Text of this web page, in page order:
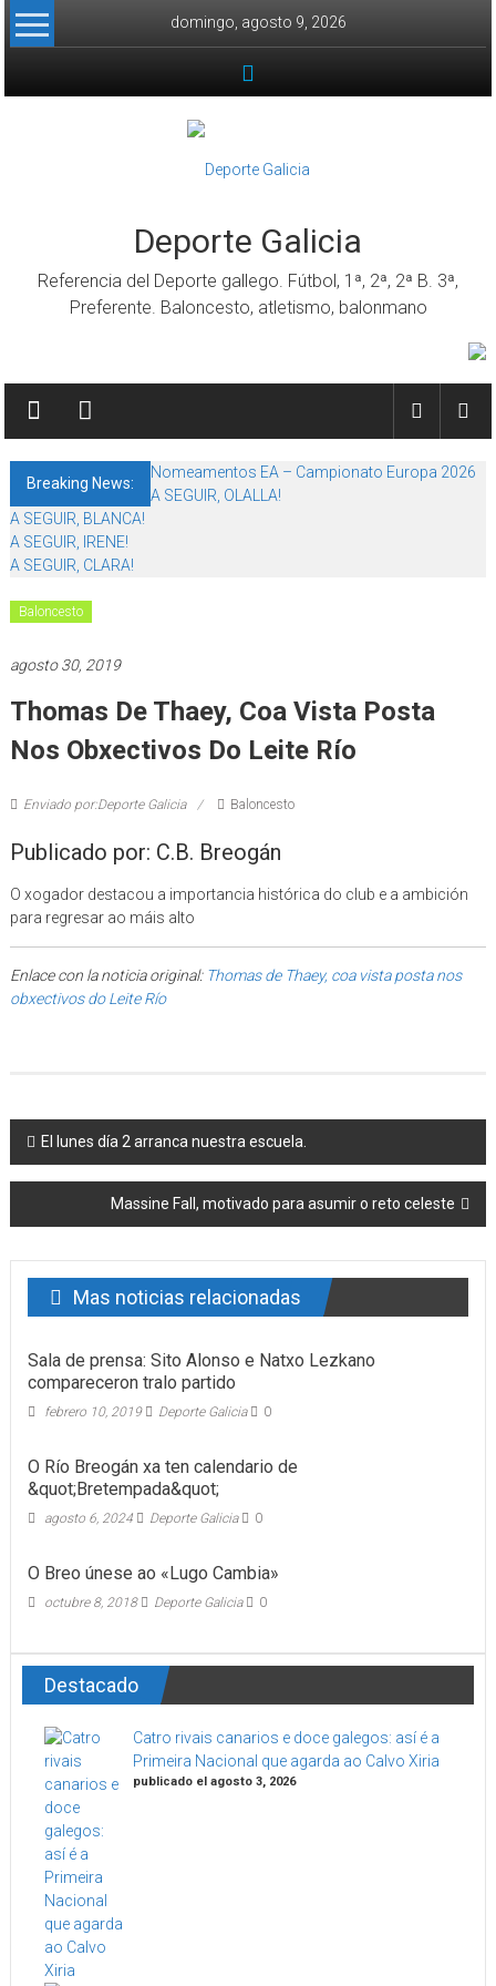
Skip to content
domingo, agosto 9, 2026
Deporte Galicia
Referencia del Deporte gallego. Fútbol, 1ª, 2ª, 2ª B. 3ª,
Preferente. Baloncesto, atletismo, balonmano
Breaking News:
Nomeamentos EA – Campionato Europa 2026
A SEGUIR, OLALLA!
A SEGUIR, BLANCA!
A SEGUIR, IRENE!
A SEGUIR, CLARA!
Baloncesto
agosto 30, 2019
Thomas De Thaey, Coa Vista Posta
Nos Obxectivos Do Leite Río
Enviado por:Deporte Galicia Baloncesto
Publicado por: C.B. Breogán
O xogador destacou a importancia histórica do club e a ambición
para regresar ao máis alto
Enlace con la noticia original: Thomas de Thaey, coa vista posta nos
obxectivos do Leite Río
Post navigation
El lunes día 2 arranca nuestra escuela.
Massine Fall, motivado para asumir o reto celeste
Mas noticias relacionadas
Sala de prensa: Sito Alonso e Natxo Lezkano
compareceron tralo partido
febrero 10, 2019 Deporte Galicia 0
O Río Breogán xa ten calendario de
&quot;Bretempada&quot;
agosto 6, 2024 Deporte Galicia 0
O Breo únese ao «Lugo Cambia»
octubre 8, 2018 Deporte Galicia 0
Destacado
Catro rivais canarios e doce galegos: así é a
Primeira Nacional que agarda ao Calvo Xiria
publicado el agosto 3, 2026